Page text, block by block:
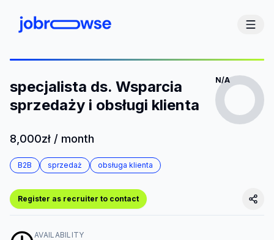
specjalista ds. Wsparcia
sprzedaży i obsługi klienta
N/A
8,000zł / month
B2B sprzedaż obsługa klienta
Register as recruiter to contact
AVAILABILITY